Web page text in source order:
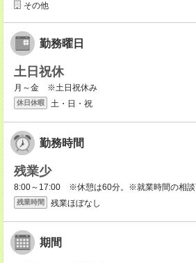
その他
勤務曜日
土日祝休
月～金 ※土日祝休み
休日休暇 土・日・祝
勤務時間
残業少
8:00～17:00 ※休憩は60分。※就業時間の相談
残業時間 残業ほぼなし
期間